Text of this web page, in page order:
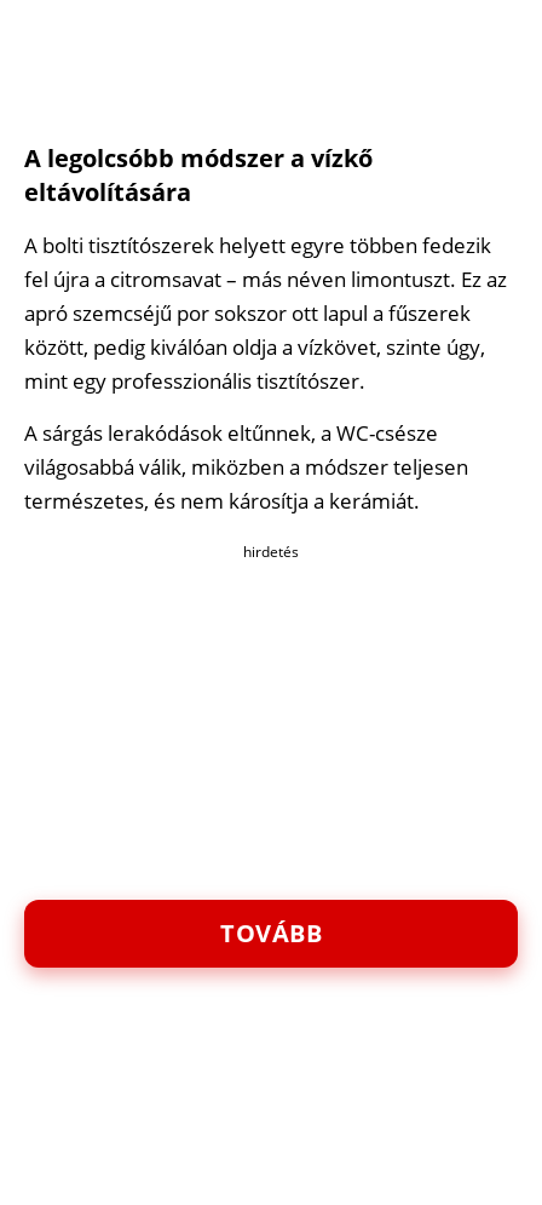
A legolcsóbb módszer a vízkő
eltávolítására
A bolti tisztítószerek helyett egyre többen fedezik
fel újra a citromsavat – más néven limontuszt. Ez az
apró szemcséjű por sokszor ott lapul a fűszerek
között, pedig kiválóan oldja a vízkövet, szinte úgy,
mint egy professzionális tisztítószer.
A sárgás lerakódások eltűnnek, a WC-csésze
világosabbá válik, miközben a módszer teljesen
természetes, és nem károsítja a kerámiát.
hirdetés
TOVÁBB